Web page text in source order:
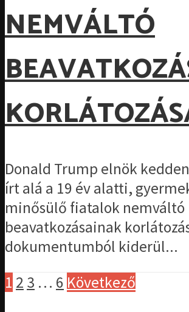
NEMVÁLTÓ
Donald Trump elnök
írt alá a 19 év alatti,
minősülő fiatalok nemváltó
beavatkozásainak
dokumentumból kiderül...
1 2 3 … 6 Következő